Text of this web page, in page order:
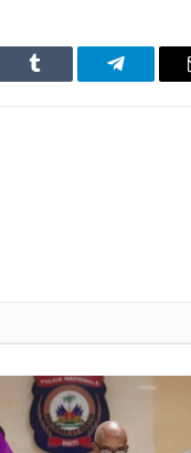
Tumblr Telegram